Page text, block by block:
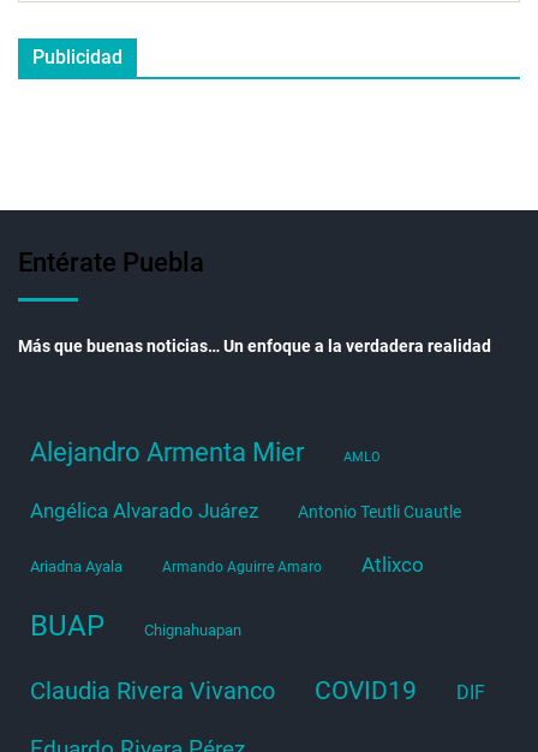
Publicidad
Entérate Puebla
Más que buenas noticias… Un enfoque a la verdadera realidad
Alejandro Armenta Mier AMLO
Angélica Alvarado Juárez Antonio Teutli Cuautle
Ariadna Ayala Armando Aguirre Amaro Atlixco
BUAP Chignahuapan
Claudia Rivera Vivanco COVID19 DIF